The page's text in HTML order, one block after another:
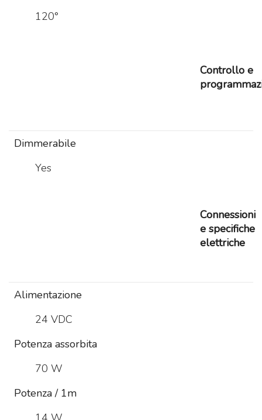
120°
Controllo e
Dimmerabile
Yes
Connessioni
e specifiche
elettriche
Alimentazione
24 VDC
Potenza assorbita
70 W
Potenza / 1m